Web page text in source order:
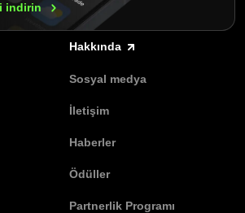
indirin
Hakkında
Sosyal medya
İletişim
Haberler
Ödüller
Partnerlik Programı